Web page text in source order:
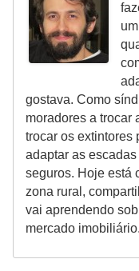
gostava. Como
moradores a trocar
trocar os extintores
adaptar as
seguros. Hoje está
zona rural,
vai aprendendo
mercado imobiliário.